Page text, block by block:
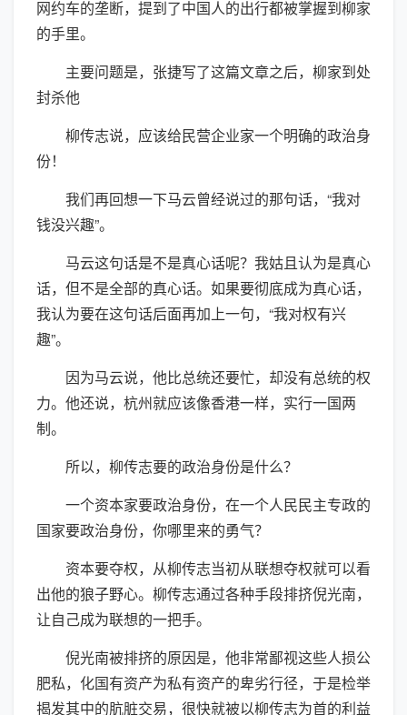
网约车的垄断，提到了中国人的出行都被掌握到柳家
的手里。
主要问题是，张捷写了这篇文章之后，柳家到处
封杀他
柳传志说，应该给民营企业家一个明确的政治身
份！
我们再回想一下马云曾经说过的那句话，“我对
钱没兴趣”。
马云这句话是不是真心话呢？我姑且认为是真心
话，但不是全部的真心话。如果要彻底成为真心话，
我认为要在这句话后面再加上一句，“我对权有兴
趣”。
因为马云说，他比总统还要忙，却没有总统的权
力。他还说，杭州就应该像香港一样，实行一国两
制。
所以，柳传志要的政治身份是什么？
一个资本家要政治身份，在一个人民民主专政的
国家要政治身份，你哪里来的勇气？
资本要夺权，从柳传志当初从联想夺权就可以看
出他的狼子野心。柳传志通过各种手段排挤倪光南，
让自己成为联想的一把手。
倪光南被排挤的原因是，他非常鄙视这些人损公
肥私，化国有资产为私有资产的卑劣行径，于是检举
揭发其中的肮脏交易，很快就被以柳传志为首的利益